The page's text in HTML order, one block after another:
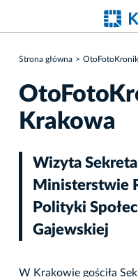
Strona główna
Krakowa
Wizyta
Ministerstwie
Polityki
Gajewskiej
W Krakowie gościła